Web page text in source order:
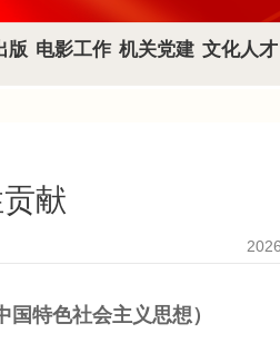
版 电影工作 机关党建 文化人才
献
特色社会主义思想）